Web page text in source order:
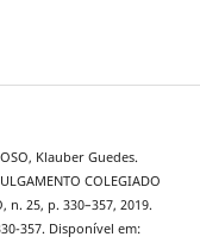
Klauber Guedes.
COLEGIADO
n. 25, p. 330–357, 2019.
357. Disponível em: